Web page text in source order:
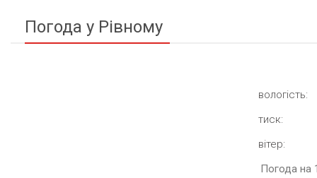
Погода у Рівному
вологість:
тиск:
вітер:
Погода на